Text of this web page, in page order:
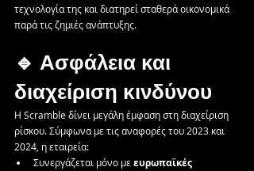
τεχνολογία της και διατηρεί σταθερά οικονομικά
παρά τις ζημιές ανάπτυξης.
🔹 Ασφάλεια και
διαχείριση κινδύνου
Η Scramble δίνει μεγάλη έμφαση στη διαχείριση
ρίσκου. Σύμφωνα με τις αναφορές του 2023 και
2024, η εταιρεία:
Συνεργάζεται μόνο με ευρωπαϊκές